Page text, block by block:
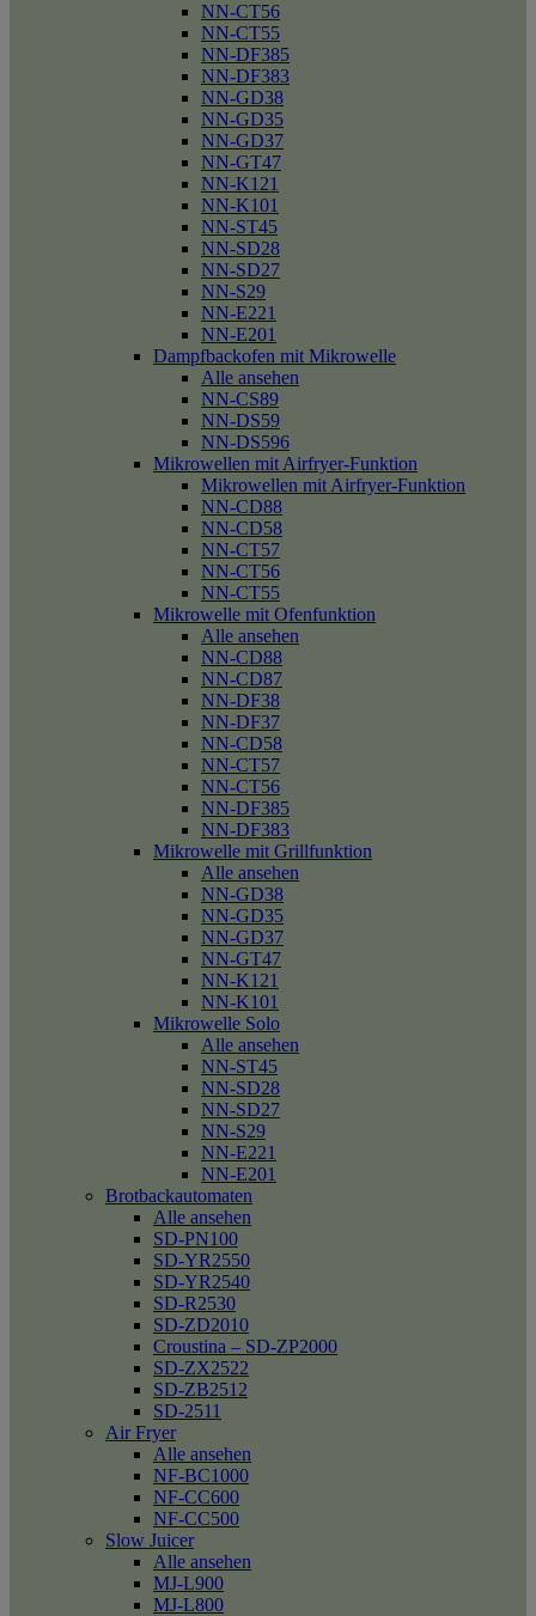
NN-CT56
NN-CT55
NN-DF385
NN-DF383
NN-GD38
NN-GD35
NN-GD37
NN-GT47
NN-K121
NN-K101
NN-ST45
NN-SD28
NN-SD27
NN-S29
NN-E221
NN-E201
Dampfbackofen mit Mikrowelle
Alle ansehen
NN-CS89
NN-DS59
NN-DS596
Mikrowellen mit Airfryer-Funktion
Mikrowellen mit Airfryer-Funktion
NN-CD88
NN-CD58
NN-CT57
NN-CT56
NN-CT55
Mikrowelle mit Ofenfunktion
Alle ansehen
NN-CD88
NN-CD87
NN-DF38
NN-DF37
NN-CD58
NN-CT57
NN-CT56
NN-DF385
NN-DF383
Mikrowelle mit Grillfunktion
Alle ansehen
NN-GD38
NN-GD35
NN-GD37
NN-GT47
NN-K121
NN-K101
Mikrowelle Solo
Alle ansehen
NN-ST45
NN-SD28
NN-SD27
NN-S29
NN-E221
NN-E201
Brotbackautomaten
Alle ansehen
SD-PN100
SD-YR2550
SD-YR2540
SD-R2530
SD-ZD2010
Croustina – SD-ZP2000
SD-ZX2522
SD-ZB2512
SD-2511
Air Fryer
Alle ansehen
NF-BC1000
NF-CC600
NF-CC500
Slow Juicer
Alle ansehen
MJ-L900
MJ-L800